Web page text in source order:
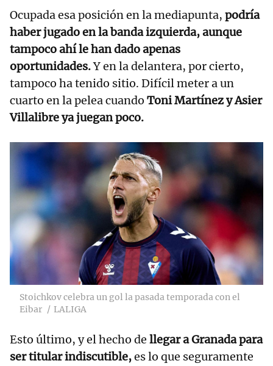
Ocupada esa posición en la mediapunta, podría
haber jugado en la banda izquierda, aunque
tampoco ahí le han dado apenas
oportunidades.Y en la delantera, por cierto,
tampoco ha tenido sitio. Difícil meter a un
cuarto en la pelea cuando Toni Martínez y Asier
Villalibre ya juegan poco.
Stoichkov celebra un gol la pasada temporada con el
Eibar
LALIGA
Esto último, y el hecho de llegar a Granada para
ser titular indiscutible,es lo que seguramente